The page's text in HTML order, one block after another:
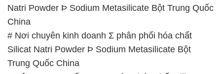
Natri Powder Þ Sodium Metasilicate Bột Trung Quốc
China
# Nơi chuyên kinh doanh Σ phân phối hóa chất
Silicat Natri Powder Þ Sodium Metasilicate Bột
Trung Quốc China